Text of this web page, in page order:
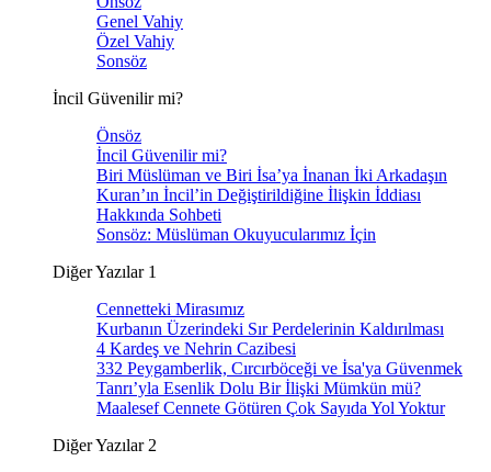
Genel Vahiy
Özel Vahiy
Sonsöz
İncil Güvenilir mi?
Önsöz
İncil Güvenilir mi?
Biri Müslüman ve Biri İsa’ya İnanan İki Arkadaşın
Kuran’ın İncil’in Değiştirildiğine İlişkin İddiası
Hakkında Sohbeti
Sonsöz: Müslüman Okuyucularımız İçin
Diğer Yazılar 1
Cennetteki Mirasımız
Kurbanın Üzerindeki Sır Perdelerinin Kaldırılması
4 Kardeş ve Nehrin Cazibesi
332 Peygamberlik, Cırcırböceği ve İsa'ya Güvenmek
Tanrı’yla Esenlik Dolu Bir İlişki Mümkün mü?
Maalesef Cennete Götüren Çok Sayıda Yol Yoktur
Diğer Yazılar 2